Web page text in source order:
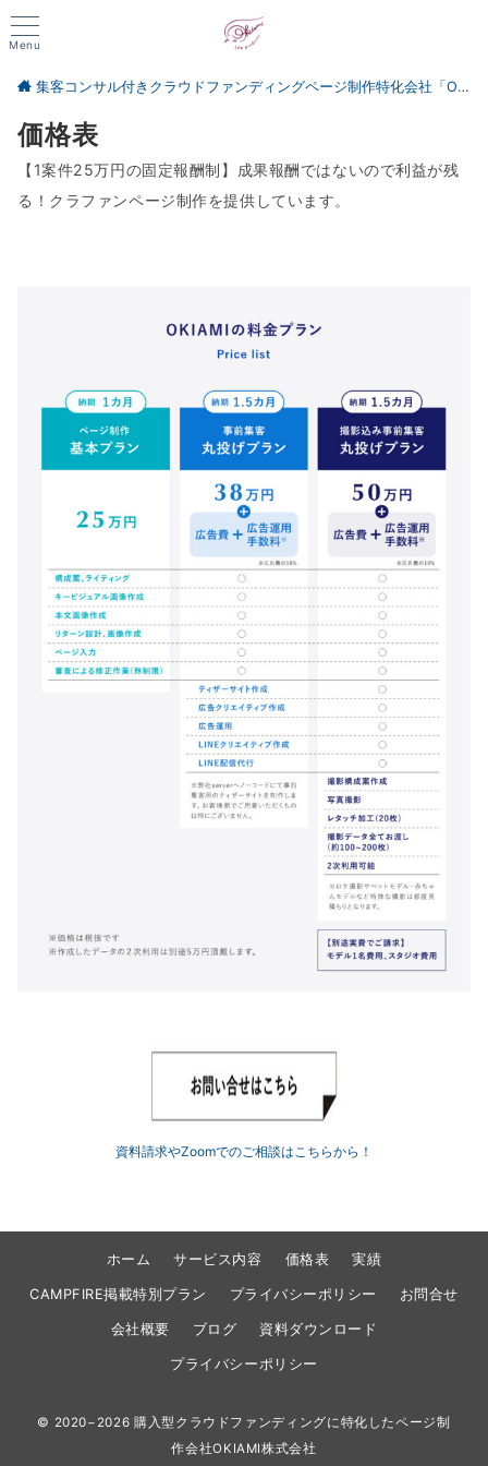
Menu
集客コンサル付きクラウドファンディングページ制作特化会社「OKIAMI会社」
価格表
【1案件25万円の固定報酬制】成果報酬ではないので利益が残
る！クラファンページ制作を提供しています。
資料請求やZoomでのご相談はこちらから！
ホーム サービス内容 価格表 実績
CAMPFIRE掲載特別プラン プライバシーポリシー お問合せ
会社概要 ブログ 資料ダウンロード
プライバシーポリシー
© 2020−2026 購入型クラウドファンディングに特化したページ制
作会社OKIAMI株式会社